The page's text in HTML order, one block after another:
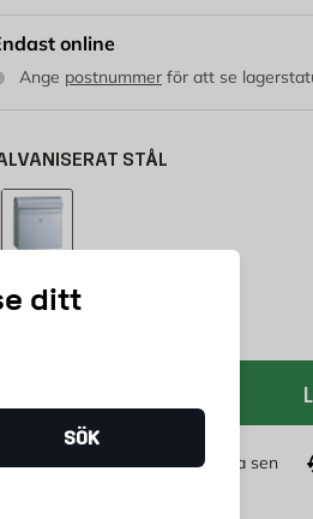
ditt
SÖK
online
Ange postnummerför att se
STÅL
struktur
Galvaniserat stål
KR
st
leverans Köp nu, betala sen